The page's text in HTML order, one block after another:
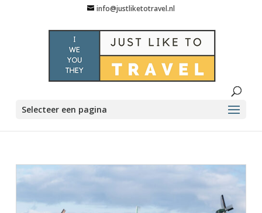
info@justliketotravel.nl
Selecteer een pagina